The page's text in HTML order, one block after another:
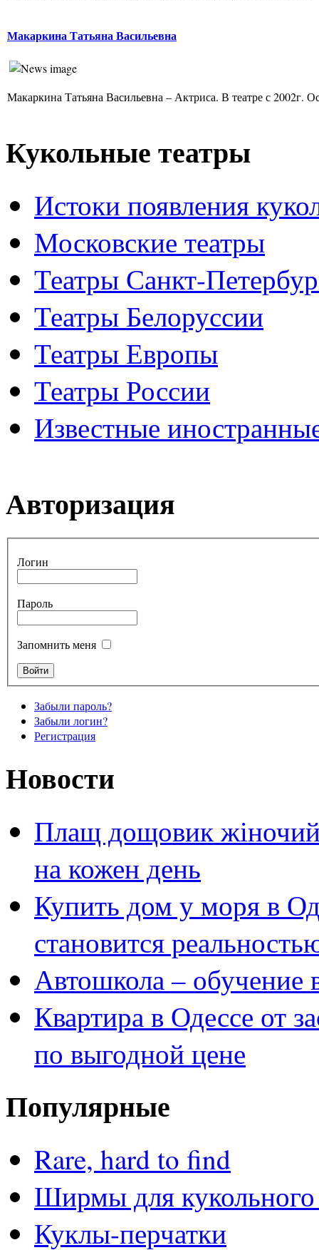
Макаркина Татьяна Васильевна
Макаркина Татьяна Васильевна – Актриса. В театре с 2002г.
Кукольные театры
Истоки появления
Московские театры
Театры Санкт-
Театры Белоруссии
Театры Европы
Театры России
Известные
Авторизация
Логин
Пароль
Запомнить меня
Забыли пароль?
Забыли логин?
Регистрация
Новости
Плащ дощовик
на кожен день
Купить дом у моря в
становится
Автошкола – обучение
Квартира в Одессе от
по выгодной цене
Популярные
Rare, hard to find
Ширмы для кукольного
Куклы-перчатки